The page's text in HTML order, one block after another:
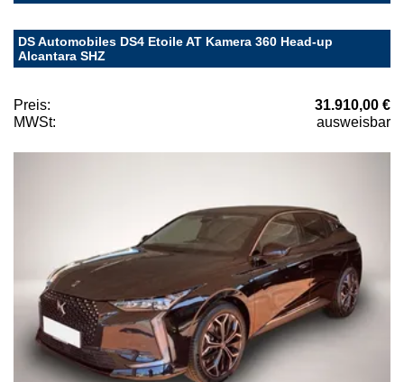
DS Automobiles DS4 Etoile AT Kamera 360 Head-up
Alcantara SHZ
Preis:
31.910,00 €
MWSt:
ausweisbar